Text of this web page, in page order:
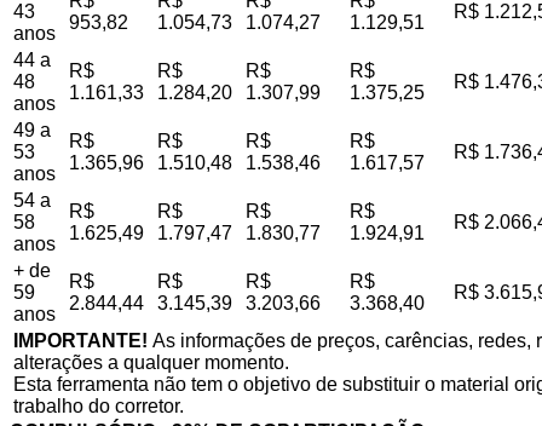
43
anos
953,82
1.054,73
1.074,27
1.129,51
R$
44 a
48
anos
R$
1.161,33
R$
1.284,20
R$
1.307,99
R$
1.375,25
R$
49 a
53
anos
R$
1.365,96
R$
1.510,48
R$
1.538,46
R$
1.617,57
R$
54 a
58
anos
R$
1.625,49
R$
1.797,47
R$
1.830,77
R$
1.924,91
R$
+ de
59
anos
R$
2.844,44
R$
3.145,39
R$
3.203,66
R$
3.368,40
R$
IMPORTANTE! As informações de preços, carências,
alterações a qualquer momento.
Esta ferramenta não tem o objetivo de substituir o material
trabalho do corretor.